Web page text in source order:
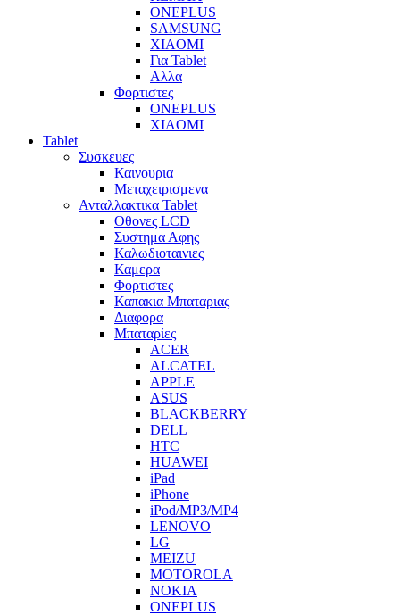
ONEPLUS
SAMSUNG
XIAOMI
Για Tablet
Αλλα
Φορτιστες
ONEPLUS
XIAOMI
Tablet
Συσκευες
Καινουρια
Μεταχειρισμενα
Ανταλλακτικα Tablet
Οθονες LCD
Συστημα Αφης
Καλωδιοταινιες
Καμερα
Φορτιστες
Καπακια Μπαταριας
Διαφορα
Μπαταρίες
ACER
ALCATEL
APPLE
ASUS
BLACKBERRY
DELL
HTC
HUAWEI
iPad
iPhone
iPod/MP3/MP4
LENOVO
LG
MEIZU
MOTOROLA
NOKIA
ONEPLUS